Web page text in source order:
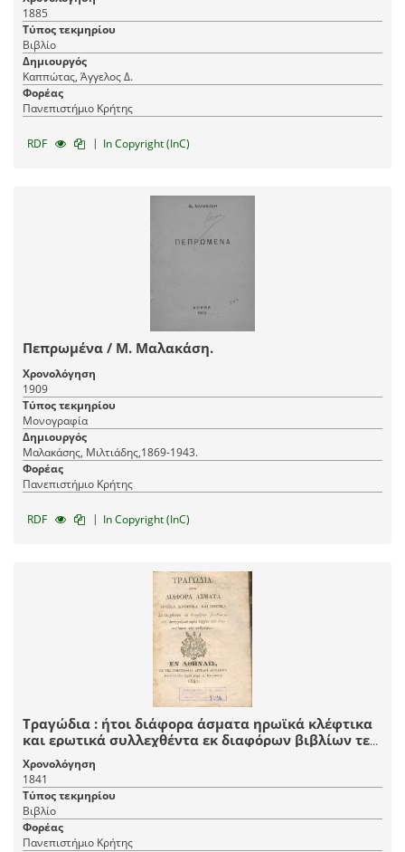
1885
Τύπος τεκμηρίου
Βιβλίο
Δημιουργός
Καππώτας, Άγγελος Δ.
Φορέας
Πανεπιστήμιο Κρήτης
RDF | In Copyright (InC)
Πεπρωμένα / Μ. Μαλακάση.
Χρονολόγηση
1909
Τύπος τεκμηρίου
Μονογραφία
Δημιουργός
Μαλακάσης, Μιλτιάδης,1869-1943.
Φορέας
Πανεπιστήμιο Κρήτης
RDF | In Copyright (InC)
Τραγώδια : ήτοι διάφορα άσματα ηρωϊκά κλέφτικα
και ερωτικά συλλεχθέντα εκ διαφόρων βιβλίων τε
και αντιγράφων προς τέρψιν και διασκέδασιν των
ανθρώπων.
Χρονολόγηση
1841
Τύπος τεκμηρίου
Βιβλίο
Φορέας
Πανεπιστήμιο Κρήτης